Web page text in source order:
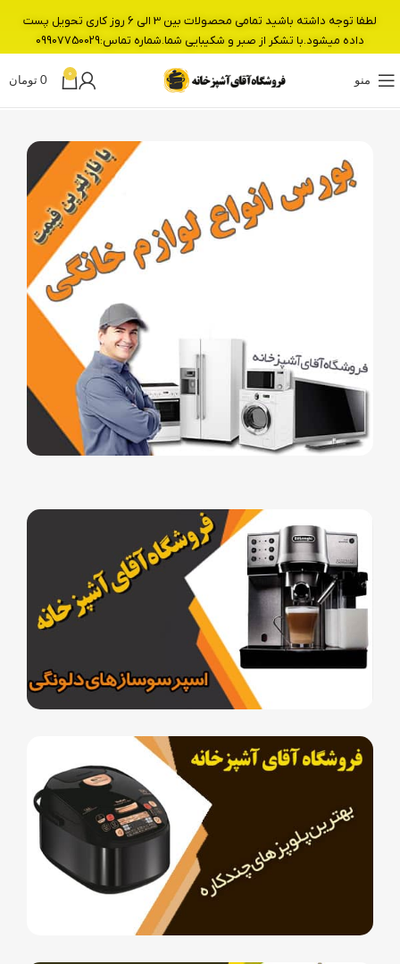
منو
0
0 تومان
لطفا توجه داشته باشید تمامی محصولات بین 3 الی 6 روز کاری تحویل پست
داده میشود.با تشکر از صبر و شکیبایی شما.شماره تماس:09907750029